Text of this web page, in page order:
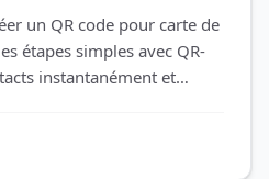
un QR code pour carte de
étapes simples avec QR-
instantanément et